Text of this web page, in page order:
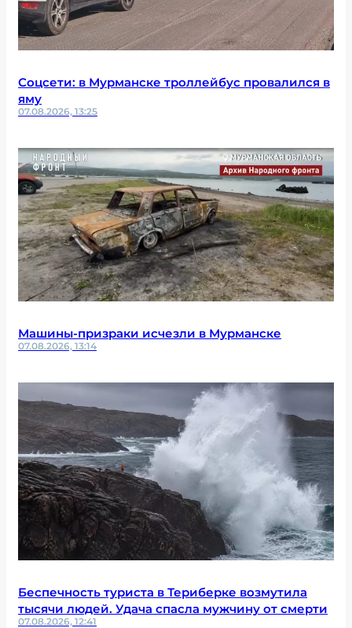
Соцсети: в Мурманске троллейбус провалился в
яму
07.08.2026, 13:25
Машины-призраки исчезли в Мурманске
07.08.2026, 13:14
Беспечность туриста в Териберке возмутила
тысячи людей. Удача спасла мужчину от смерти
07.08.2026, 12:41